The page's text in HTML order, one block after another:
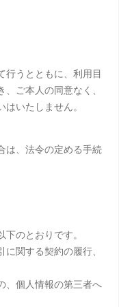
うとともに、利用目
ご本人の同意なく、
いたしません。
は、法令の定める手続
のとおりです。
関する契約の履行、
、個人情報の第三者へ